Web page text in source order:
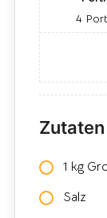
4
Zutaten
1 kg
Salz